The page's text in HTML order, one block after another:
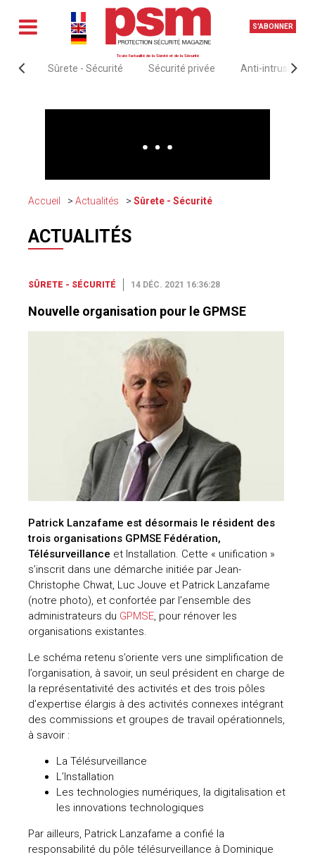
S'ABONNER
Toute l'actualité de la Sûreté et de la Sécurité
Sûrete - Sécurité Sécurité privée Anti-intrusion &
Accueil Actualités Sûrete - Sécurité
ACTUALITÉS
SÛRETE - SÉCURITÉ 14 DÉC. 2021 16:36:28
Nouvelle organisation pour le GPMSE
Patrick Lanzafame est désormais le résident des
trois organisations GPMSE Fédération,
Télésurveillance et Installation. Cette « unification »
s’inscrit dans une démarche initiée par Jean-
Christophe Chwat, Luc Jouve et Patrick Lanzafame
(notre photo), et confortée par l’ensemble des
administrateurs du GPMSE , pour rénover les
organisations existantes.
Le schéma retenu s’oriente vers une simplification de
l’organisation, à savoir, un seul président en charge de
la représentativité des activités et des trois pôles
d’expertise élargis à des activités connexes intégrant
des commissions et groupes de travail opérationnels,
à savoir :
La Télésurveillance
L’Installation
Les technologies numériques, la digitalisation et
les innovations technologiques
Par ailleurs, Patrick Lanzafame a confié la
responsabilité du pôle télésurveillance à Dominique